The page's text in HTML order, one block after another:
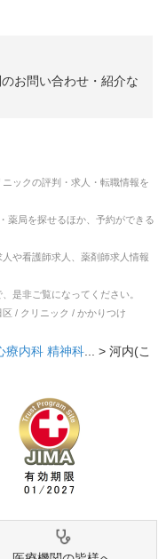
お問い合わせ・紹介な
ックの評判・求人・転職情報を
薬局を探せるほか、予約ができる
や看護師求人、薬剤師求人情報
是非ご覧になってください。
/ クリニック / かかりつけ
療内科 精神科 ... > 河内(こ